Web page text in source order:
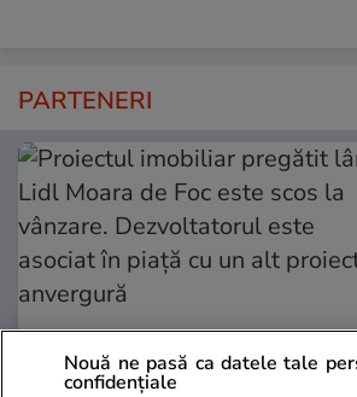
PARTENERI
Nouă ne pasă ca datele tale
confidențiale